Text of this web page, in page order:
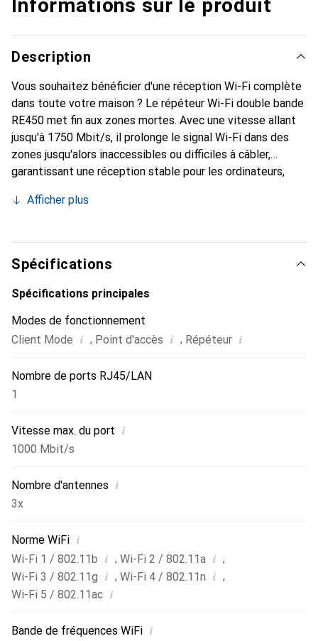
Informations sur le produit
Description
Vous souhaitez bénéficier d'une réception Wi-Fi complète
dans toute votre maison ? Le répéteur Wi-Fi double bande
RE450 met fin aux zones mortes. Avec une vitesse allant
jusqu'à 1750 Mbit/s, il prolonge le signal Wi-Fi dans des
zones jusqu'alors inaccessibles ou difficiles à câbler,
garantissant une réception stable pour les ordinateurs,
multimédias. Grâce à son port Gigabit-LAN, il peut
réseau.
Afficher plus
Spécifications
Spécifications principales
Modes de fonctionnement
Client Mode i , Point d'accès i , Répéteur i
Nombre de ports RJ45/LAN
1
Vitesse max. du port i
1000 Mbit/s
Nombre d'antennes i
3x
Norme WiFi i
Wi-Fi 1 / 802.11b i , Wi-Fi 2 / 802.11a i ,
Wi-Fi 3 / 802.11g i , Wi-Fi 4 / 802.11n i ,
Wi-Fi 5 / 802.11ac i
Bande de fréquences WiFi i